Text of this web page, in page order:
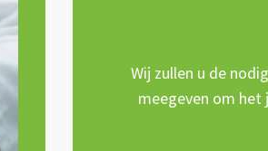
Wij zullen u de
meegeven om het